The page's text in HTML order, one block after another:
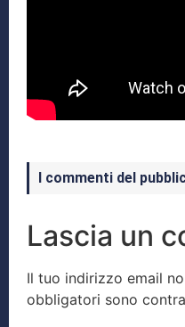
I commenti del
Lascia un
Il tuo indirizzo email
obbligatori sono